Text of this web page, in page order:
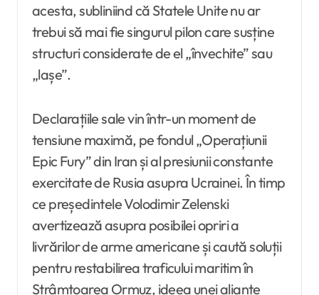
acesta, subliniind că Statele Unite nu ar
trebui să mai fie singurul pilon care susține
structuri considerate de el „învechite” sau
„lașe”.
Declarațiile sale vin într-un moment de
tensiune maximă, pe fondul „Operațiunii
Epic Fury” din Iran și al presiunii constante
exercitate de Rusia asupra Ucrainei. În timp
ce președintele Volodimir Zelenski
avertizează asupra posibilei opriri a
livrărilor de arme americane și caută soluții
pentru restabilirea traficului maritim în
Strâmtoarea Ormuz, ideea unei alianțe